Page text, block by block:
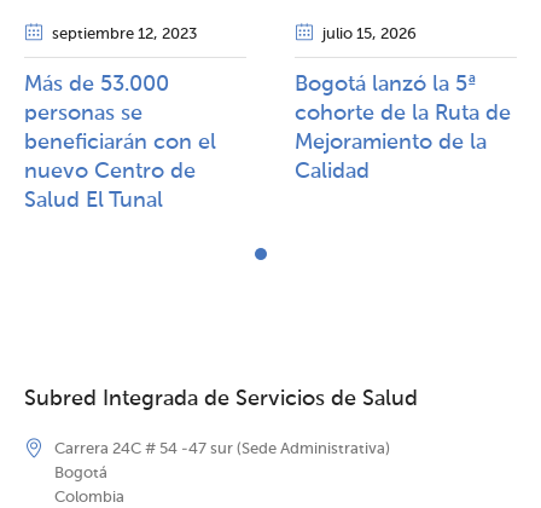
septiembre 12, 2023
Más de 53.000
personas se
beneficiarán con el
nuevo Centro de
Salud El Tunal
julio 15, 2026
Bogotá lanzó la 5ª
cohorte de la Ruta de
Mejoramiento de la
Calidad​​
Subred Integrada de Servicios de Salud
Carrera 24C # 54 -47 sur (Sede Administrativa)
Bogotá
Colombia